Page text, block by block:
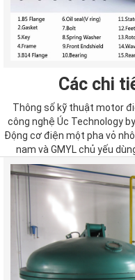
Các chi
Thông số kỹ thuật motor
công nghệ Úc Technology
Động cơ điện một pha vỏ
nam và GMYL chủ yếu